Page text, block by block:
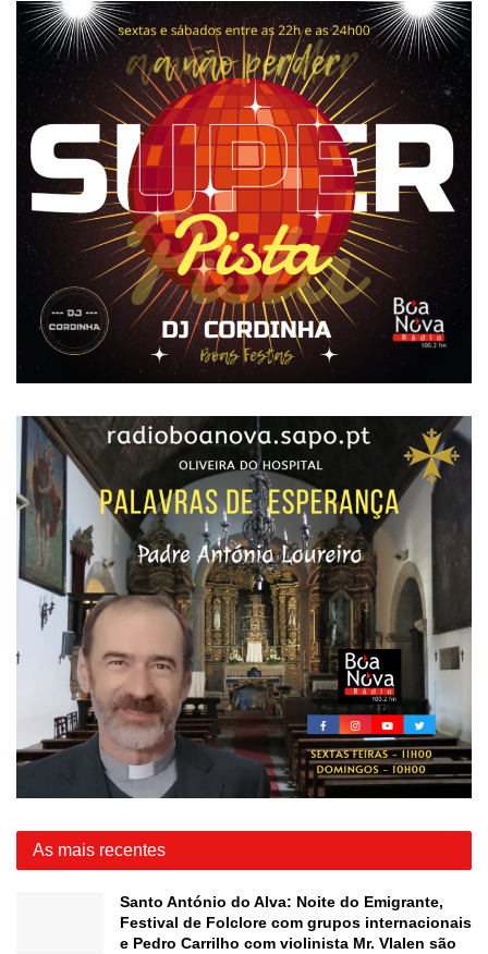
As mais recentes
Santo António do Alva: Noite do Emigrante,
Festival de Folclore com grupos internacionais
e Pedro Carrilho com violinista Mr. Vlalen são